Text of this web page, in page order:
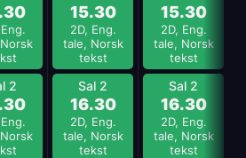
2
15.30
2D, Eng.
tale, Norsk
tekst
Sal 2
16.30
2D, Eng.
tale, Norsk
tekst
15.30
2D, Eng.
tale, Norsk
tekst
Sal 2
16.30
2D, Eng.
tale, Norsk
tekst